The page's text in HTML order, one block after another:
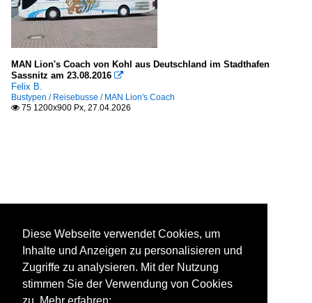
MAN Lion's Coach von Kohl aus Deutschland im Stadthafen
Sassnitz am 23.08.2016 
Felix B.
Bustypen / Reisebusse / MAN Lion's Coach
 75 1200x900 Px, 27.04.2026
Diese Webseite verwendet Cookies, um
Inhalte und Anzeigen zu personalisieren und
Zugriffe zu analysieren. Mit der Nutzung
stimmen Sie der Verwendung von Cookies